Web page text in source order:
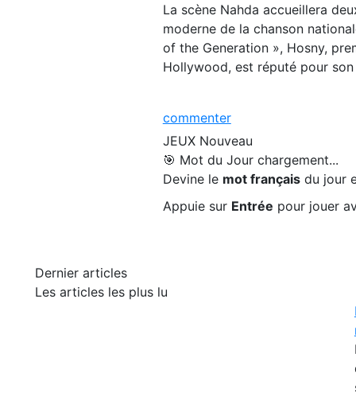
La scène Nahda accueillera
moderne de la chanson
of the Generation », Hosny,
Hollywood, est réputé pour
commenter
JEUX Nouveau
🎯 Mot du Jour chargement...
Devine le mot françaisdu jour
Appuie sur Entrée pour jouer
Dernier articles
Les articles les plus lu